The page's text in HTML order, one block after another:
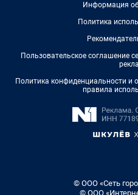
Информация
Политика
Пользовательское соглашение
Политика конфиденциальности и
правила
© ООО «Сеть
© ООО